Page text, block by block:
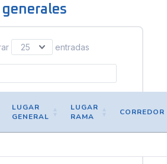
entradas
LUGAR
GENERAL
LUGAR
RAMA
CORREDOR